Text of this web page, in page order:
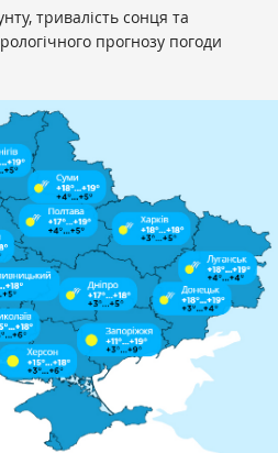
тривалість сонця та
прогнозу погоди